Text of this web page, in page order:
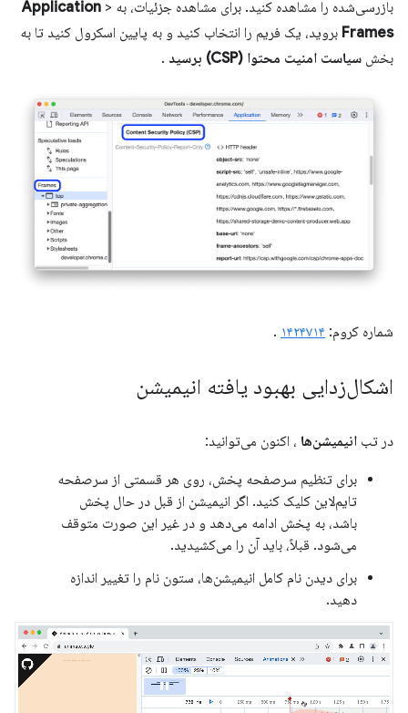
بازرسی‌شده را مشاهده کنید. برای مشاهده جزئیات، به
Application >
Frames بروید، یک فریم را انتخاب کنید و به پایین اسکرول کنید تا به
بخش سیاست امنیت محتوا (CSP) برسید .
شماره کروم: ۱۴۲۴۷۱۴ .
اشکال‌زدایی بهبود یافته انیمیشن
در تب انیمیشن‌ها ، اکنون می‌توانید:
برای تنظیم سرصفحه پخش، روی هر قسمتی از سرصفحه
تایم‌لاین کلیک کنید. اگر انیمیشن از قبل در حال پخش
باشد، به پخش ادامه می‌دهد و در غیر این صورت متوقف
می‌شود. قبلاً، باید آن را می‌کشیدید.
برای دیدن نام کامل انیمیشن‌ها، ستون نام را تغییر اندازه
دهید.